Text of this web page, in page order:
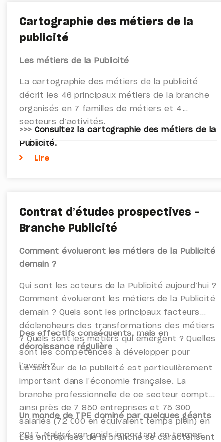
Cartographie des métiers de la
publicité
Les métiers de la Publicité
La cartographie des métiers de la publicité
décrit les 46 principaux métiers de la branche
organisés en 7 familles de métiers et 4
secteurs d’activités.
>>> Consultez la cartographie des métiers de la
Publicité.
Lire
Contrat d’études prospectives -
Branche Publicité
Comment évolueront les métiers de la Publicité
demain ?
Qui sont les acteurs de la Publicité aujourd’hui ?
Comment évolueront les métiers de la Publicité
demain ? Quels sont les principaux facteurs
déclencheurs des transformations des métiers
? Quels sont les métiers qui émergent ? Quelles
sont les compétences à développer pour
l’avenir ?
Des effectifs conséquents, mais en
décroissance régulière
Le secteur de la publicité est particulièrement
important dans l’économie française. La
branche professionnelle de ce secteur compte
ainsi près de 7 850 entreprises et 75 300
salariés (72 000 en équivalent temps plein) en
2017. Malgré son poids important en termes
Un monde de TPE dominé par quelques géants
Les entreprises de la branche se caractérisent